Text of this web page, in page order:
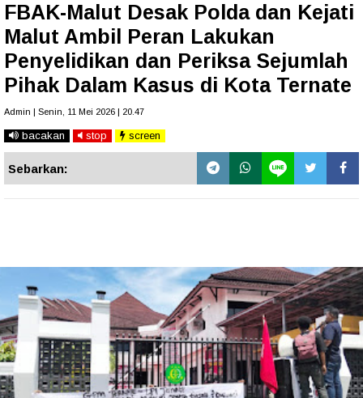
FBAK-Malut Desak Polda dan Kejati
Malut Ambil Peran Lakukan
Penyelidikan dan Periksa Sejumlah
Pihak Dalam Kasus di Kota Ternate
Admin | Senin, 11 Mei 2026 | 20.47
bacakan stop screen
Sebarkan: